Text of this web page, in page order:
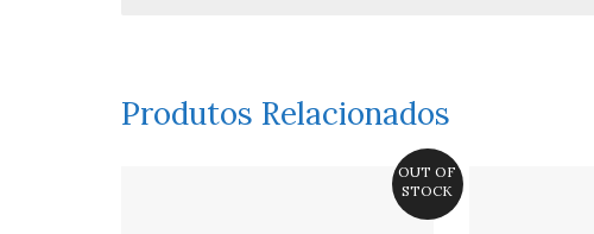
Produtos Relacionados
OUT OF
STOCK